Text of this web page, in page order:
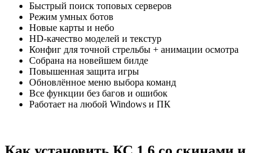
Быстрый поиск топовых серверов
Режим умных ботов
Новые карты и небо
HD-качество моделей и текстур
Конфиг для точной стрельбы + анимации осмотра
Собрана на новейшем билде
Повышенная защита игры
Обновлённое меню выбора команд
Все функции без багов и ошибок
Работает на любой Windows и ПК